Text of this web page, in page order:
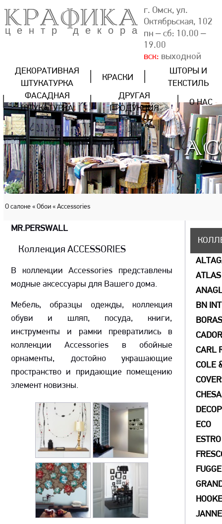
КРАФИКА
центр декора
г. Омск, ул.
Октябрьская, 102
пн – сб: 10.00 –
19.00
вск: выходной
ДЕКОРАТИВНАЯ
ШТУКАТУРКА
КРАСКИ
ШТОРЫ И
ТЕКСТИЛЬ
ФАСАДНАЯ
ШТУКАТУРКА
ДРУГАЯ
ПРОДУКЦИЯ
О НАС
О салоне « Обои « Accessories
MR.PERSWALL
Коллекция ACCESSORIES
В коллекции Accessories представлены
модные аксессуары для Вашего дома.
Мебель, образцы одежды, коллекция
обуви и шляп, посуда, книги,
инструменты и рамки превратились в
коллекции Accessories в обойные
орнаменты, достойно украшающие
пространство и придающие помещению
элемент новизны.
ATLAS
BN
CARL
COLE
ECO
ESTRO